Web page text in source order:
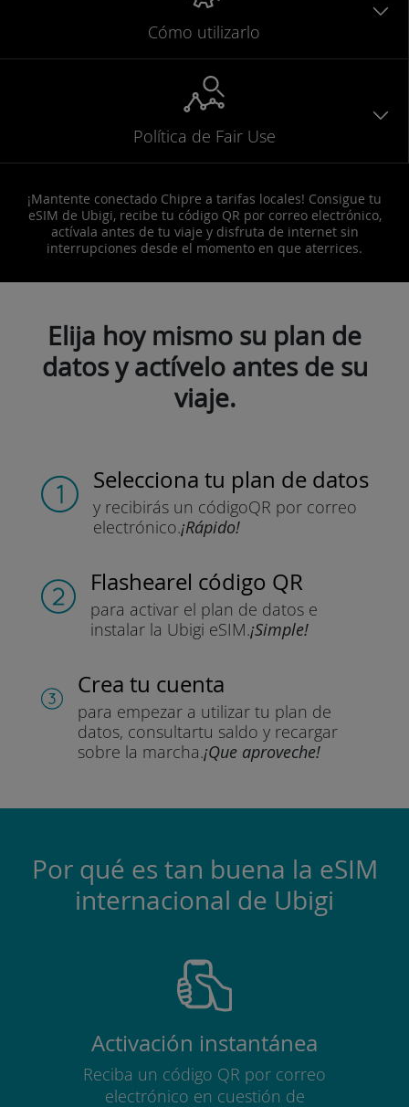
Cómo utilizarlo
Política de Fair Use
¡Mantente conectado Chipre a tarifas locales! Consigue tu
eSIM de Ubigi, recibe tu código QR por correo electrónico,
actívala antes de tu viaje y disfruta de internet sin
interrupciones desde el momento en que aterrices.
Elija hoy mismo su plan de
datos y actívelo antes de su
viaje.
Selecciona tu plan de datos
y recibirás un códigoQR por correo
electrónico.¡Rápido!
Flashearel código QR
para activar el plan de datos e
instalar la Ubigi eSIM.¡Simple!
Crea tu cuenta
para empezar a utilizar tu plan de
datos, consultartu saldo y recargar
sobre la marcha.¡Que aproveche!
Por qué es tan buena la eSIM
internacional de Ubigi
Activación instantánea
Reciba un código QR por correo
electrónico en cuestión de